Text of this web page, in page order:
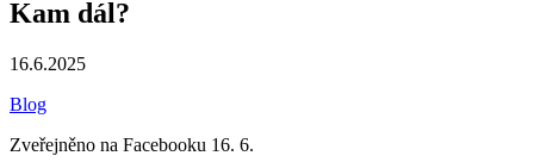
Kam dál?
16.6.2025
Blog
Zveřejněno na Facebooku 16. 6.